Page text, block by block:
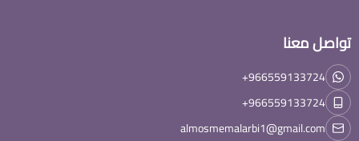
تواصل معنا
+966559133724
+966559133724
almosmemalarbi1@gmail.com